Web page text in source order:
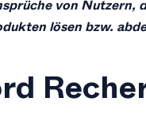
von Nutzern,
lösen bzw.